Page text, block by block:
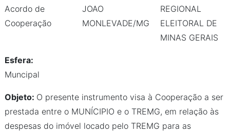
Acordo de
Cooperação
JOAO
MONLEVADE/MG
REGIONAL
ELEITORAL DE
MINAS GERAIS
Esfera:
Muncipal
Objeto: O presente instrumento visa à Cooperação a ser
prestada entre o MUNÍCIPIO e o TREMG, em relação às
despesas do imóvel locado pelo TREMG para as